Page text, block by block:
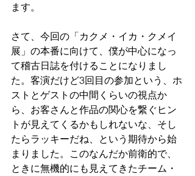
ます。
さて、今回の「カクメ・イカ・クメイ
展」の本番に向けて、僕が中心になっ
て稽古日誌を付けることになりまし
た。客演だけど3回目の参加という、ホ
ストとゲストの中間くらいの視点か
ら、お客さんと作品の関心を繋ぐヒン
トが見えてくるかもしれないな、そし
たらラッキーだね、という期待から始
まりました。このなんだか前衛的で、
ときに無機的にも見えてきたチーム・